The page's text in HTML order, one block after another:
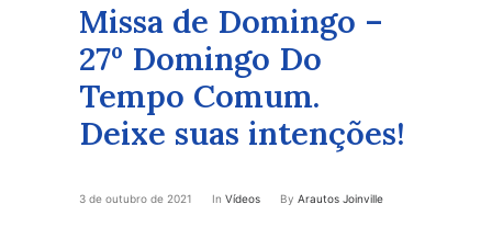
Missa de Domingo –
27º Domingo Do
Tempo Comum.
Deixe suas intenções!
3 de outubro de 2021 In Vídeos By Arautos Joinville